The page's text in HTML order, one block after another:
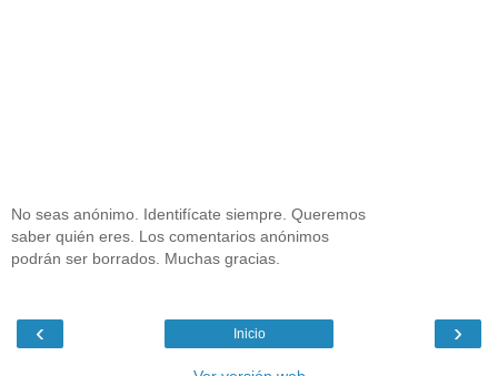
No seas anónimo. Identifícate siempre. Queremos
saber quién eres. Los comentarios anónimos
podrán ser borrados. Muchas gracias.
‹ ›
Inicio